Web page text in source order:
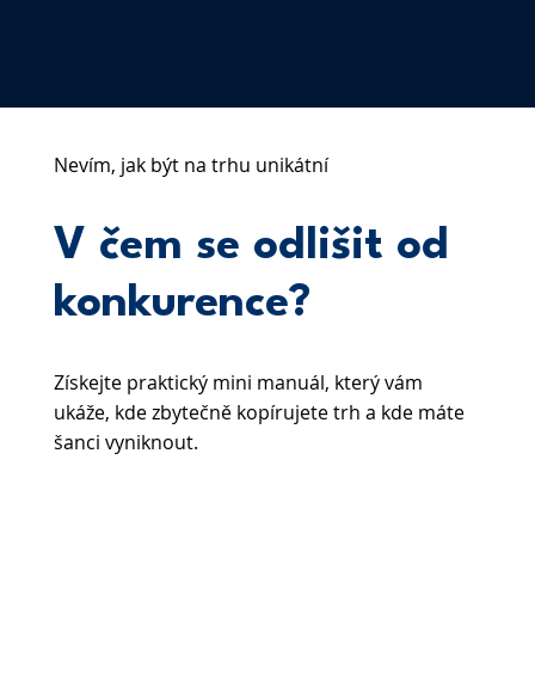
Nevím, jak být na trhu unikátní
V čem se odlišit od
konkurence?
Získejte praktický mini manuál, který vám
ukáže, kde zbytečně kopírujete trh a kde máte
šanci vyniknout.